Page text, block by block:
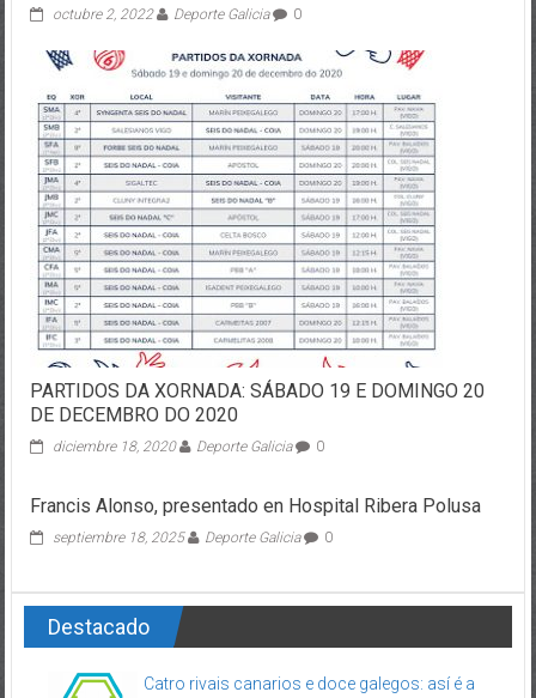
octubre 2, 2022 Deporte Galicia 0
PARTIDOS DA XORNADA: SÁBADO 19 E DOMINGO 20
DE DECEMBRO DO 2020
diciembre 18, 2020 Deporte Galicia 0
Francis Alonso, presentado en Hospital Ribera Polusa
septiembre 18, 2025 Deporte Galicia 0
Destacado
Catro rivais canarios e doce galegos: así é a